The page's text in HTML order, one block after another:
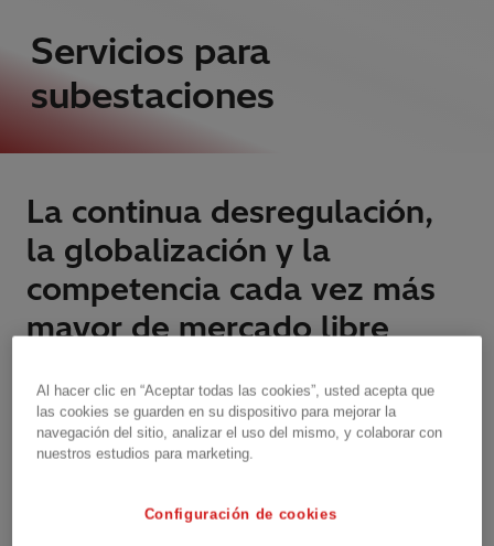
Servicios para
subestaciones
La continua desregulación,
la globalización y la
competencia cada vez más
mayor de mercado libre
presenta gran cantidad de
nuevos desafíos para el
Al hacer clic en “Aceptar todas las cookies”, usted acepta que
las cookies se guarden en su dispositivo para mejorar la
navegación del sitio, analizar el uso del mismo, y colaborar con
nuestros estudios para marketing.
Configuración de cookies